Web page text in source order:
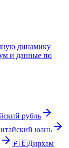
динамику
и данные по
рубль
юань
🇦🇪Дирхам